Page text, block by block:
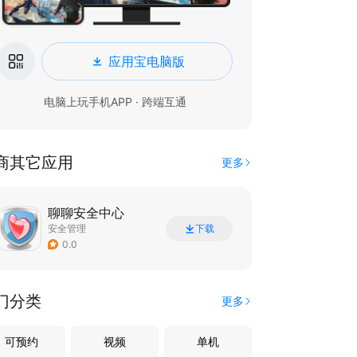
应用宝电脑版
电脑上玩手机APP · 跨端互通
其它应用 更多
聊聊安全中心
安全管理
0.0
下载
分类 更多
可预约 视频 单机